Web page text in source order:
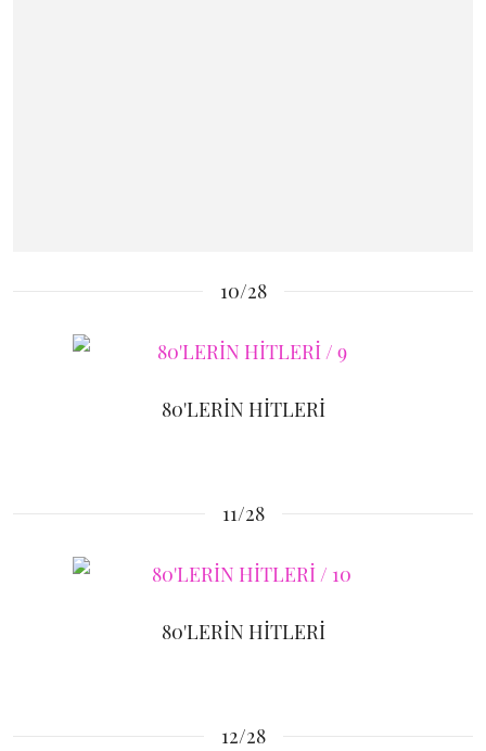
10/28
80'LERİN HİTLERİ
11/28
80'LERİN HİTLERİ
12/28